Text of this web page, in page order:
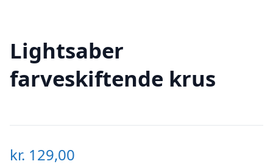
Lightsaber
farveskiftende krus
kr. 129,00